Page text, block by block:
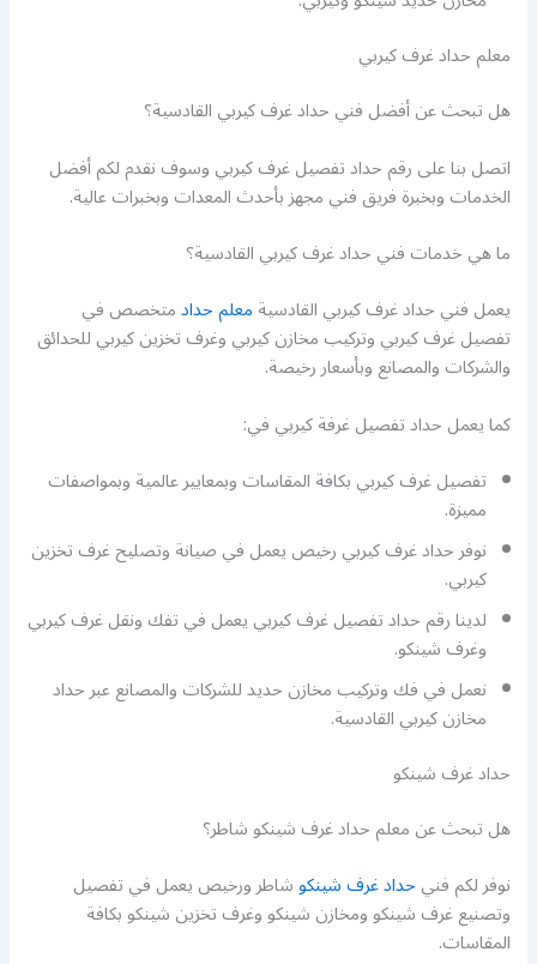
معلم حداد غرف كيربي
هل تبحث عن أفضل فني حداد غرف كيربي القادسية؟
اتصل بنا على رقم حداد تفصيل غرف كيربي وسوف نقدم لكم أفضل
الخدمات وبخبرة فريق فني مجهز بأحدث المعدات وبخبرات عالية.
ما هي خدمات فني حداد غرف كيربي القادسية؟
يعمل فني حداد غرف كيربي القادسيةمعلم حدادمتخصص في
تفصيل غرف كيربي وتركيب مخازن كيربي وغرف تخزين كيربي للحدائق
والشركات والمصانع وبأسعار رخيصة.
كما يعمل حداد تفصيل غرفة كيربي في:
تفصيل غرف كيربي بكافة المقاسات وبمعايير عالمية وبمواصفات
مميزة.
نوفر حداد غرف كيربي رخيص يعمل في صيانة وتصليح غرف تخزين
كيربي.
لدينا رقم حداد تفصيل غرف كيربي يعمل في تفك ونقل غرف كيربي
وغرف شينكو.
نعمل في فك وتركيب مخازن حديد للشركات والمصانع عبر حداد
مخازن كيربي القادسية.
حداد غرف شينكو
هل تبحث عن معلم حداد غرف شينكو شاطر؟
نوفر لكم فنيحداد غرف شينكوشاطر ورخيص يعمل في تفصيل
وتصنيع غرف شينكو ومخازن شينكو وغرف تخزين شينكو بكافة
المقاسات.